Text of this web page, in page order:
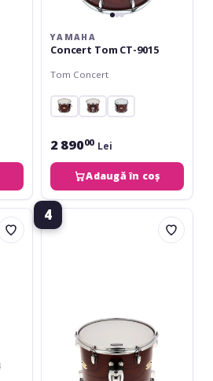
YAMAHA
Concert Tom CT-9015
Tom Concert
2 89000 Lei
Adaugă în coș
4
Yamaha
Concert